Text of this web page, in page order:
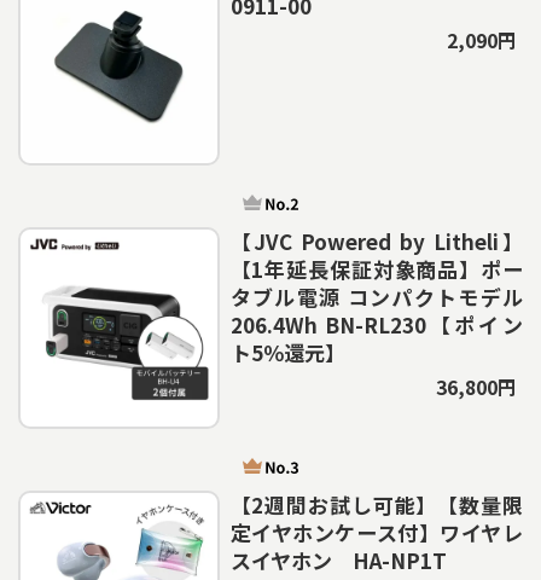
2,090円
【JVC Powered by Litheli】
【1年延長保証対象商品】ポー
タブル電源 コンパクトモデル
206.4Wh BN-RL230【ポイン
ト5％還元】
36,800円
【2週間お試し可能】【数量限
定イヤホンケース付】ワイヤレ
スイヤホン HA-NP1T